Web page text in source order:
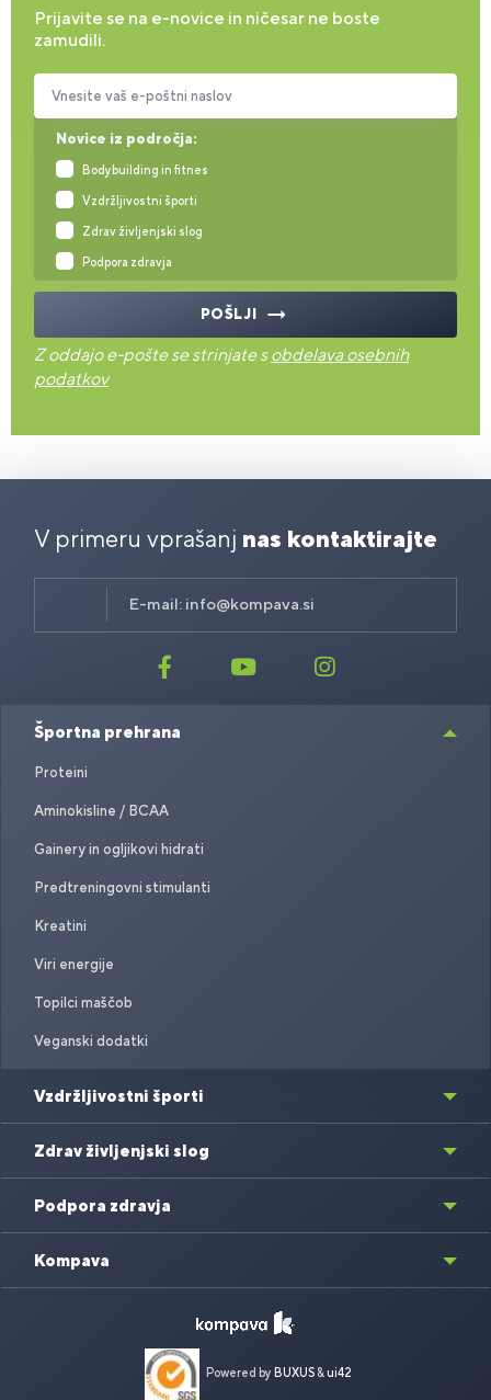
Prijavite se na e-novice in ničesar ne boste
zamudili.
Novice iz področja:
Bodybuilding in fitnes
Vzdržljivostni športi
Zdrav življenjski slog
Podpora zdravja
Vnesite vaš e-poštni naslov
POŠLJI
Z oddajo e-pošte se strinjate sobdelava osebnih
podatkov
V primeru vprašanj nas kontaktirajte
E-mail: info@kompava.si
Športna prehrana
Proteini
Aminokisline / BCAA
Gainery in ogljikovi hidrati
Predtreningovni stimulanti
Kreatini
Viri energije
Topilci maščob
Veganski dodatki
Vzdržljivostni športi
Zdrav življenjski slog
Podpora zdravja
Kompava
Powered by BUXUS&ui42